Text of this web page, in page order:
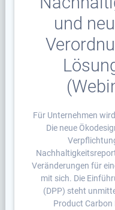
und
Für Unternehmen
Die neue
Veränderungen für
mit sich. Die
(DPP) steht
Product